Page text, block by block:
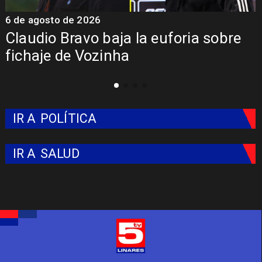
Presentación de Vozinha en Colo
Colo: Fecha, Estadio y Contrato
5 de agosto de 2026
IR A POLÍTICA
IR A SALUD